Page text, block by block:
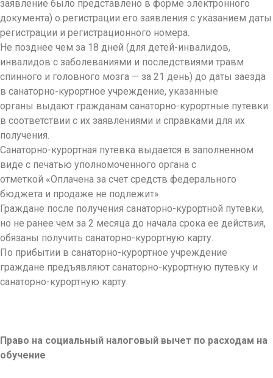
заявление было представлено в форме электронного
документа) о регистрации его заявления с указанием даты
регистрации и регистрационного номера.
Не позднее чем за 18 дней (для детей-инвалидов,
инвалидов с заболеваниями и последствиями травм
спинного и головного мозга — за 21 день) до даты заезда
в санаторно-курортное учреждение, указанные
органы выдают гражданам санаторно-курортные путевки
в соответствии с их заявлениями и справками для их
получения.
Санаторно-курортная путевка выдается в заполненном
виде с печатью уполномоченного органа с
отметкой «Оплачена за счет средств федерального
бюджета и продаже не подлежит».
Граждане после получения санаторно-курортной путевки,
но не ранее чем за 2 месяца до начала срока ее действия,
обязаны получить санаторно-курортную карту.
По прибытии в санаторно-курортное учреждение
граждане предъявляют санаторно-курортную путевку и
санаторно-курортную карту.
Право на социальный налоговый вычет по расходам на
обучение